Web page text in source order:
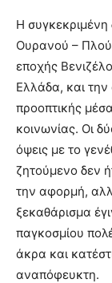
Η συγκεκριμένη
Ουρανού –
εποχής
Ελλάδα, και την
προοπτικής
κοινωνίας. Οι
όψεις με το
ζητούμενο δεν
την αφορμή,
ξεκαθάρισμα
παγκοσμίου
άκρα και
αναπόφευκτη.